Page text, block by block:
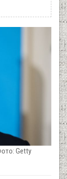
Getty